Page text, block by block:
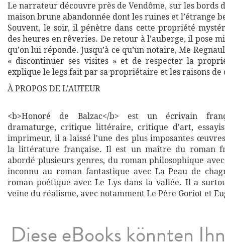
Le narrateur découvre près de Vendôme, sur les bords
maison brune abandonnée dont les ruines et l’étrange
Souvent, le soir, il pénètre dans cette propriété
des heures en rêveries. De retour à l’auberge, il pose
qu’on lui réponde. Jusqu’à ce qu’un notaire, Me
« discontinuer ses visites » et de respecter la
explique le legs fait par sa propriétaire et les raisons de
À PROPOS DE L'AUTEUR
<b>Honoré de Balzac</b> est un écrivain
dramaturge, critique littéraire, critique d'art,
imprimeur, il a laissé l'une des plus imposantes
la littérature française. Il est un maître du roman
abordé plusieurs genres, du roman philosophique
inconnu au roman fantastique avec La Peau de
roman poétique avec Le Lys dans la vallée. Il a
veine du réalisme, avec notamment Le Père Goriot et
Diese eBooks könnten